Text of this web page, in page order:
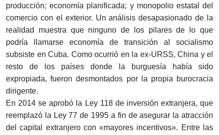
producción; economía planificada; y monopolio estatal del
comercio con el exterior. Un análisis desapasionado de la
realidad muestra que ninguno de los pilares de lo que
podría llamarse economía de transición al socialismo
subsiste en Cuba. Como ocurrió en la ex-URSS, China y el
resto de los países donde la burguesía había sido
expropiada, fueron desmontados por la propia burocracia
dirigente.
En 2014 se aprobó la Ley 118 de inversión extranjera, que
reemplazó la Ley 77 de 1995 a fin de asegurar la atracción
del capital extranjero con «mayores incentivos». Entre las